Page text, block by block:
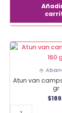
🍚
Atun van
gr
$
Atun
al
gr